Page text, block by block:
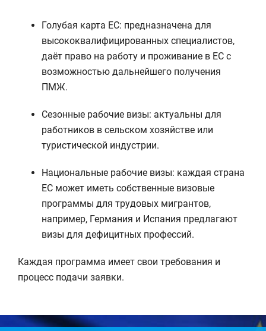
Голубая карта ЕС: предназначена для
высококвалифицированных специалистов,
даёт право на работу и проживание в ЕС с
возможностью дальнейшего получения
ПМЖ.
Сезонные рабочие визы: актуальны для
работников в сельском хозяйстве или
туристической индустрии.
Национальные рабочие визы: каждая страна
ЕС может иметь собственные визовые
программы для трудовых мигрантов,
например, Германия и Испания предлагают
визы для дефицитных профессий.
Каждая программа имеет свои требования и
процесс подачи заявки.